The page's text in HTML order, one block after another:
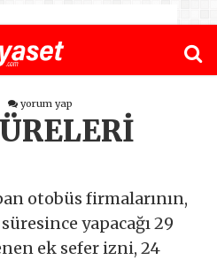
yorum yap
otobüs firmalarının,
yapacağı 29
ek sefer izni, 24